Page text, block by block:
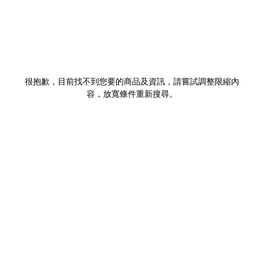
很抱歉，目前找不到您要的商品及資訊，請嘗試調整限縮內
容，放寬條件重新搜尋。